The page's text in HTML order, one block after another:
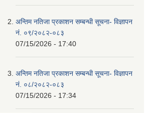
अन्तिम नतिजा प्रकाशन सम्बन्धी सूचना- विज्ञापन
नं. ०९/२०८२-०८३
07/15/2026 - 17:40
अन्तिम नतिजा प्रकाशन सम्बन्धी सूचना- विज्ञापन
नं. ०८/२०८२-०८३
07/15/2026 - 17:34